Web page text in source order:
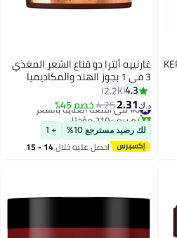
غارنييه ألترا دو قناع الشعر المغذي
3 في 1 بجوز الهند والمكاديميا
أبيض 390ملليلتر
4.3
2.2K
2.31
4.25خصم 45% #6 في أقنعة العناية بالشعر
تم بيع +210 مؤخرًا
#6 في أقنعة العناية بالشعر
لك رصيد مسترجع 10% + 1
احصل عليه خلال 14 - 15